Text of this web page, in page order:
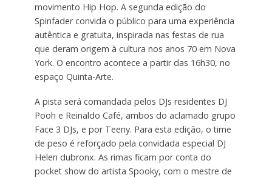
movimento Hip Hop. A segunda edição do
Spinfader convida o público para uma experiência
autêntica e gratuita, inspirada nas festas de rua
que deram origem à cultura nos anos 70 em Nova
York. O encontro acontece a partir das 16h30, no
espaço Quinta-Arte.
A pista será comandada pelos DJs residentes DJ
Pooh e Reinaldo Café, ambos do aclamado grupo
Face 3 DJs, e por Teeny. Para esta edição, o time
de peso é reforçado pela convidada especial DJ
Helen dubronx. As rimas ficam por conta do
pocket show do artista Spooky, com o mestre de